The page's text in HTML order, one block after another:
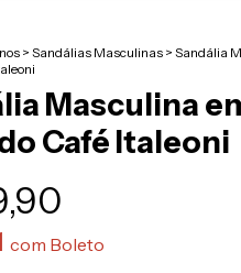
> Sandálias Masculinas > Sandália
Masculina
Café Italeoni
com Boleto